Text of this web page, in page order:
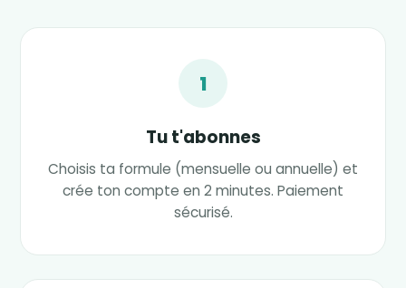
1
Tu t'abonnes
Choisis ta formule (mensuelle ou annuelle) et
crée ton compte en 2 minutes. Paiement
sécurisé.